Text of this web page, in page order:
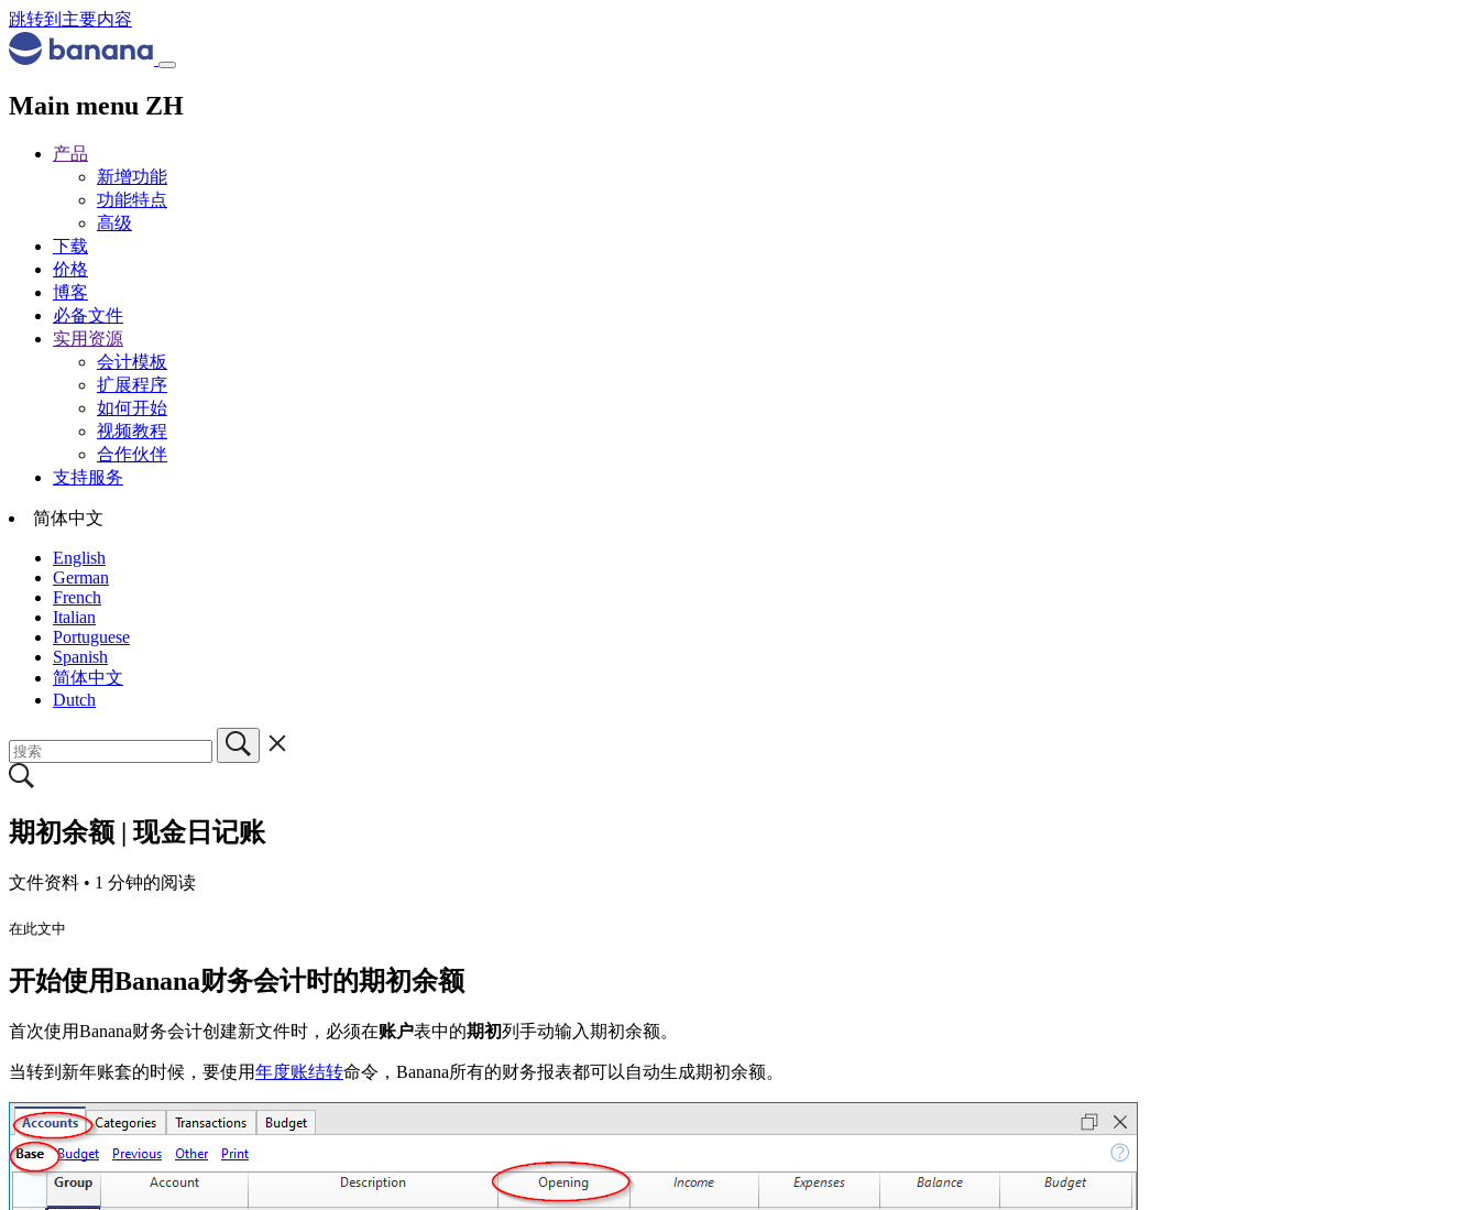
跳转到主要内容
Main menu ZH
产品
新增功能
功能特点
高级
下载
价格
博客
必备文件
实用资源
会计模板
扩展程序
如何开始
视频教程
合作伙伴
支持服务
简体中文
English
German
French
Italian
Portuguese
Spanish
简体中文
Dutch
期初余额 | 现金日记账
文件资料 • 1 分钟的阅读
在此文中
开始使用Banana财务会计时的期初余额
首次使用Banana财务会计创建新文件时，必须在账户表中的期初列手动输入期初余额。
当转到新年账套的时候，要使用年度账结转命令，Banana所有的财务报表都可以自动生成期初余额。